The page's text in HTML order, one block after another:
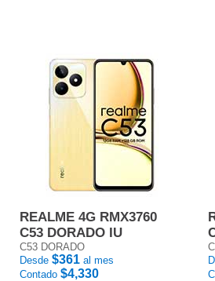
REALME 4G RMX3760
C53 DORADO IU
C53 DORADO
Desde $361 al mes
Contado $4,330